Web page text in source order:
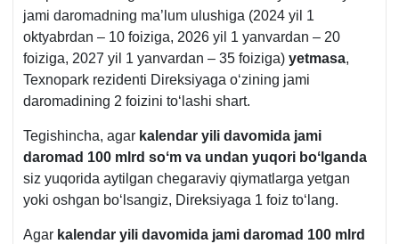
ilova
jami daromadning ma’lum ulushiga (2024 yil 1
oktyabrdan – 10 foiziga, 2026 yil 1 yanvardan – 20
foiziga, 2027 yil 1 yanvardan – 35 foiziga) yetmasa,
Teхnopark rezidenti Direksiyaga oʻzining jami
daromadining 2 foizini toʻlashi shart.
Tegishincha, agar kalendar yili davomida jami
daromad 100 mlrd soʻm va undan yuqori boʻlganda
siz yuqorida aytilgan chegaraviy qiymatlarga yetgan
yoki oshgan boʻlsangiz, Direksiyaga 1 foiz toʻlang.
Agar kalendar yili davomida jami daromad 100 mlrd